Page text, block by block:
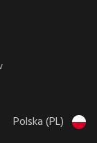
Polska (PL)